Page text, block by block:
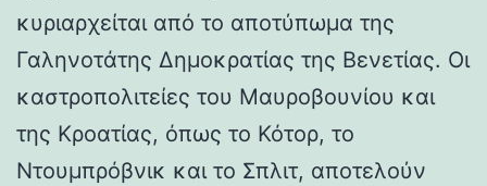
κυριαρχείται από το αποτύπωμα της
Γαληνοτάτης Δημοκρατίας της Βενετίας. Οι
καστροπολιτείες του Μαυροβουνίου και
της Κροατίας, όπως το Κότορ, το
Ντουμπρόβνικ και το Σπλιτ, αποτελούν